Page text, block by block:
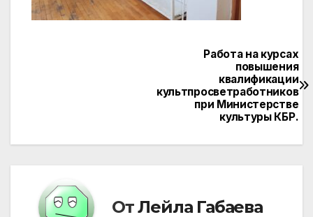
Работа на курсах
повышения
квалификации
культпросветработников
при Министерстве
культуры КБР.
ОтЛейла Габаева